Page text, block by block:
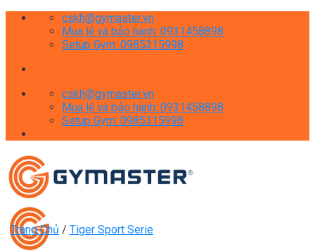
Skip
cskh@gymaster.vn
Mua lẻ và bảo hành: 0931458898
Setup Gym: 0985315998
cskh@gymaster.vn
Mua lẻ và bảo hành: 0931458898
Setup Gym: 0985315998
Trang Chủ / Tiger Sport Serie